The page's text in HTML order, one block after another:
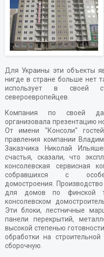
Для Украины эти объекты
нигде в стране больше нет
использует в своей
североевропейцев.
Компания по своей
организовала презентацию
От имени "Консоли"
правления компании
Заказчика Николай
счастья, сказали, что
консолевская сервисная
собравшихся с
домостроения.
для домов по финской
консолевском
Эти блоки, лестничные
панели перекрытий,
высокой степенью
обработки на
сборочную.